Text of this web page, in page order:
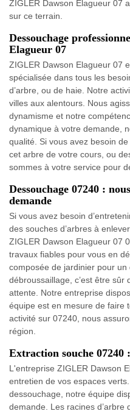
ZIGLER Dawson Elagueur 07
sur ce terrain.
Dessouchage
Elagueur 07
ZIGLER Dawson Elagueur 07
spécialisée dans tous les
d’arbre, ou de haie. Notre
villes aux alentours. Nous
dynamisme et notre
dynamique à votre demande,
qualité. Si vous avez besoin
cet arbre de votre cours, ou
sommes à votre service pour
Dessouchage 07240 :
demande
Si vous avez besoin
des souches d’arbres à
ZIGLER Dawson Elagueur 07
travaux fiables pour vous en
composée de jardinier pour un
débroussaillage, c’est être sûr
attente. Notre entreprise
équipe est en mesure de faire
activité sur 07240, nous
région.
Extraction souche 07240
L'entreprise ZIGLER Dawson
entretien de vos espaces
dessouchage, notre équipe
demande. Les racines d’arbre